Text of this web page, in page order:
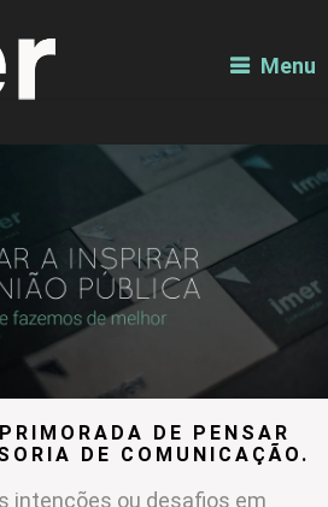
Menu
DE PENSAR
DE COMUNICAÇÃO.
intenções ou desafios em